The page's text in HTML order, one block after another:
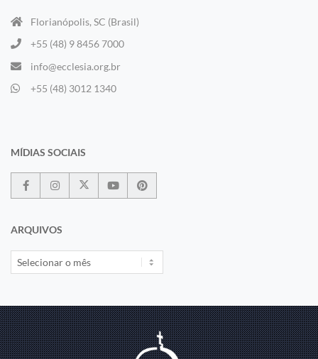
Florianópolis, SC (Brasil)
+55 (48) 9 8456 7000
info@ecclesia.org.br
+55 (48) 3012 1340
MÍDIAS SOCIAIS
ARQUIVOS